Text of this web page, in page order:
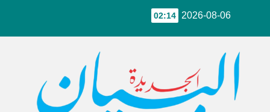
2026-08-06
02:14